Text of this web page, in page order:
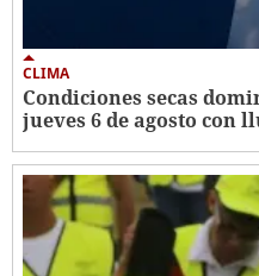
CLIMA
Condiciones secas
jueves 6 de agosto con